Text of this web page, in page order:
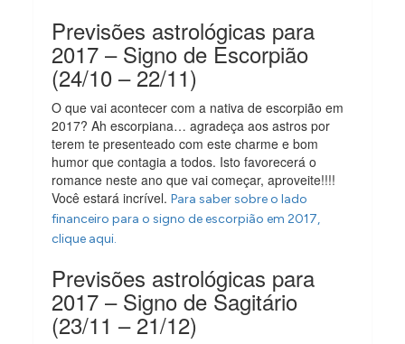
Previsões astrológicas para
2017 – Signo de Escorpião
(24/10 – 22/11)
O que vai acontecer com a nativa de escorpião em
2017? Ah escorpiana… agradeça aos astros por
terem te presenteado com este charme e bom
humor que contagia a todos. Isto favorecerá o
romance neste ano que vai começar, aproveite!!!!
Você estará incrível.Para saber sobre o lado
financeiro para o signo de escorpião em 2017,
clique aqui.
Previsões astrológicas para
2017 – Signo de Sagitário
(23/11 – 21/12)